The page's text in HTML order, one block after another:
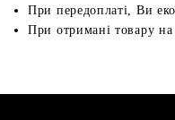
При передоплаті, Ви
При отримані товару на